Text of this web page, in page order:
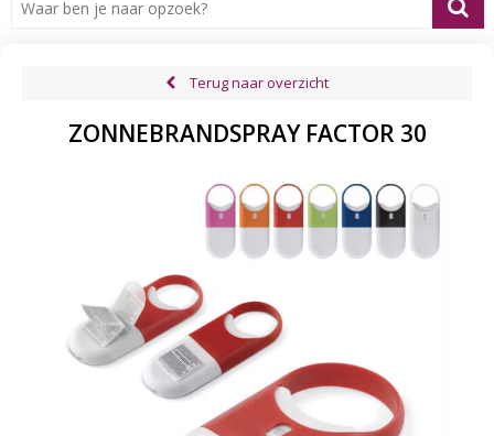
Terug naar overzicht
ZONNEBRANDSPRAY FACTOR 30